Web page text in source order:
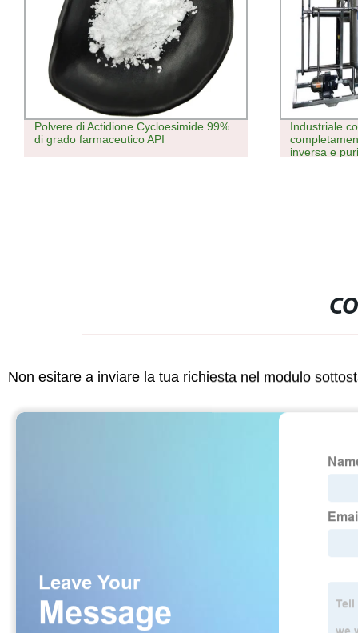
Industriale commerciale professionale
completamente automatico osmosi
Produttore
funzioni
Non esitare a inviare la tua richiesta nel modulo